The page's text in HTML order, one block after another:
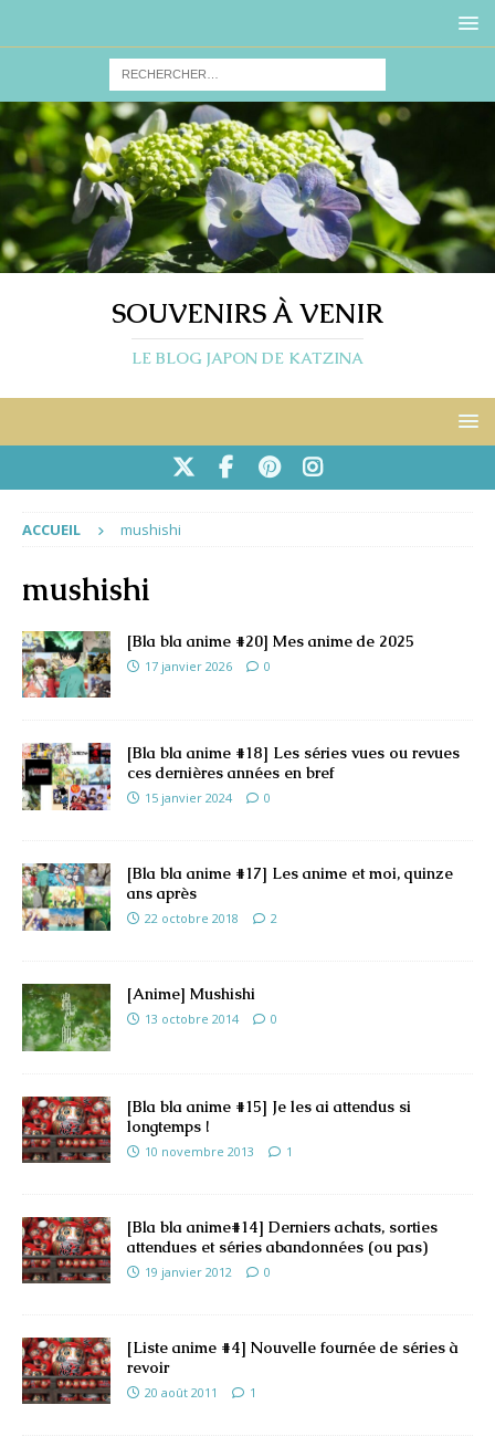
SOUVENIRS À VENIR
LE BLOG JAPON DE KATZINA
ACCUEIL mushishi
mushishi
[Bla bla anime #20] Mes anime de 2025
17 janvier 2026 0
[Bla bla anime #18] Les séries vues ou revues
ces dernières années en bref
15 janvier 2024 0
[Bla bla anime #17] Les anime et moi, quinze
ans après
22 octobre 2018 2
[Anime] Mushishi
13 octobre 2014 0
[Bla bla anime #15] Je les ai attendus si
longtemps !
10 novembre 2013 1
[Bla bla anime#14] Derniers achats, sorties
attendues et séries abandonnées (ou pas)
19 janvier 2012 0
[Liste anime #4] Nouvelle fournée de séries à
revoir
20 août 2011 1